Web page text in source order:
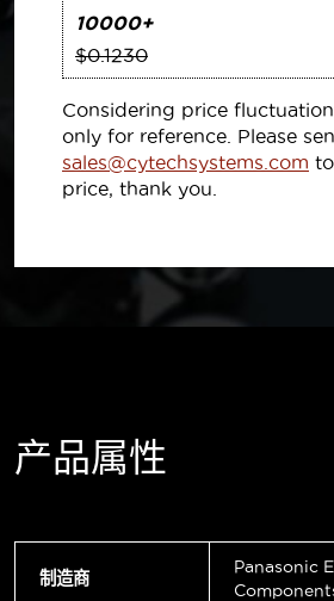
10000+
$0.1230
Considering price
only for reference. Please
sales@cytechsystems.com
price, thank you.
产品属性
制造商
Panasonic